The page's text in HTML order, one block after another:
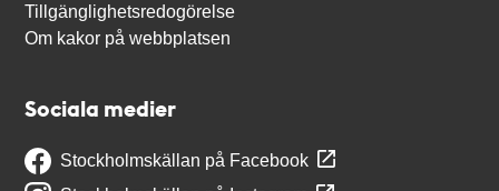
Tillgänglighetsredogörelse
Om kakor på webbplatsen
Sociala medier
Stockholmskällan på Facebook